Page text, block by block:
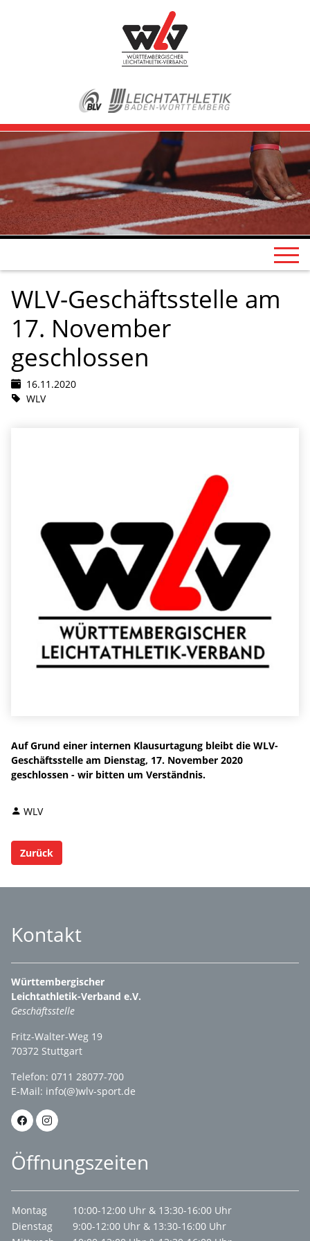
WLV-Geschäftsstelle am
17. November
geschlossen
16.11.2020
WLV
Auf Grund einer internen Klausurtagung bleibt die WLV-
Geschäftsstelle am Dienstag, 17. November 2020
geschlossen - wir bitten um Verständnis.
WLV
Zurück
Kontakt
Württembergischer
Leichtathletik-Verband e.V.
Geschäftsstelle
Fritz-Walter-Weg 19
70372 Stuttgart
Telefon: 0711 28077-700
E-Mail: info(@)wlv-sport.de
Öffnungszeiten
Montag
10:00-12:00 Uhr & 13:30-16:00 Uhr
Dienstag
9:00-12:00 Uhr & 13:30-16:00 Uhr